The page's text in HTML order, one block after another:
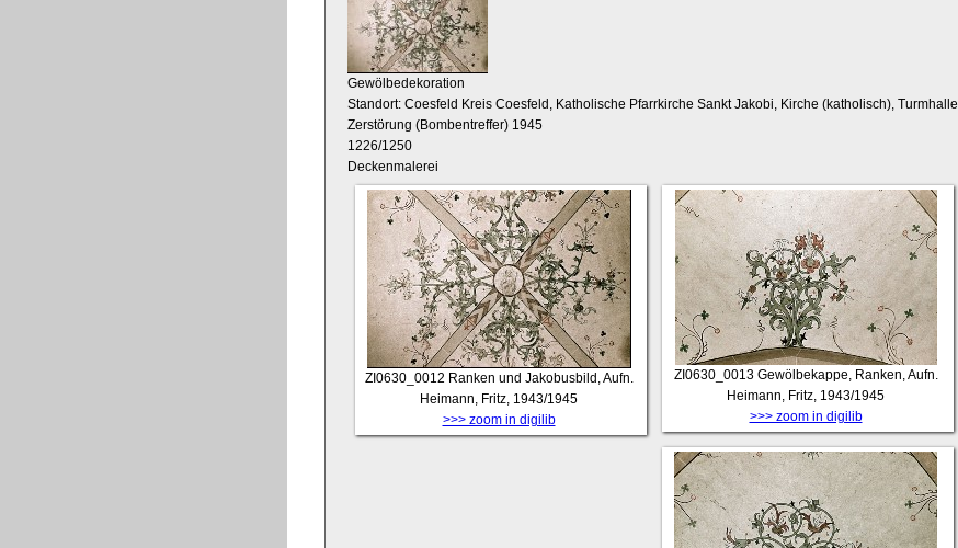
Gewölbedekoration
Standort: Coesfeld Kreis Coesfeld, Katholische Pfarrkirche Sankt Jakobi, Kirche (katholisch), Turmhalle
Zerstörung (Bombentreffer) 1945
1226/1250
Deckenmalerei
ZI0630_0012 Ranken und Jakobusbild, Aufn.
Heimann, Fritz, 1943/1945
>>> zoom in digilib
ZI0630_0013 Gewölbekappe, Ranken, Aufn.
Heimann, Fritz, 1943/1945
>>> zoom in digilib